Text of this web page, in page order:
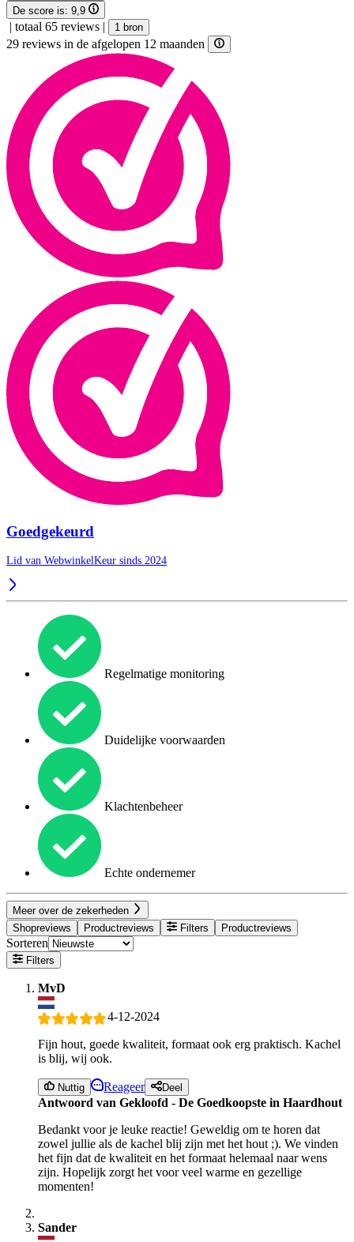
De score is: 9,9
| totaal 65 reviews | 1 bron
29 reviews in de afgelopen 12 maanden
Goedgekeurd
Lid van WebwinkelKeur sinds 2024
Regelmatige monitoring
Duidelijke voorwaarden
Klachtenbeheer
Echte ondernemer
Meer over de zekerheden
Shopreviews
Productreviews Filters Productreviews
Sorteren
Filters
MvD
4-12-2024
Fijn hout, goede kwaliteit, formaat ook erg praktisch. Kachel
is blij, wij ook.
Nuttig Reageer Deel
Antwoord van Gekloofd - De Goedkoopste in Haardhout
Bedankt voor je leuke reactie! Geweldig om te horen dat
zowel jullie als de kachel blij zijn met het hout ;). We vinden
het fijn dat de kwaliteit en het formaat helemaal naar wens
zijn. Hopelijk zorgt het voor veel warme en gezellige
momenten!
Sander